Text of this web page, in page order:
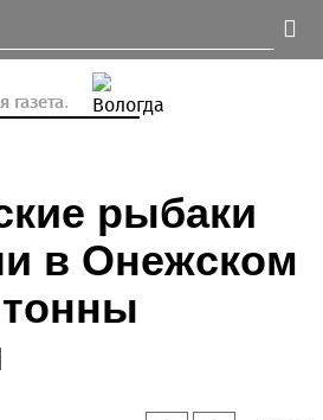
газета.
рыбаки
в Онежском